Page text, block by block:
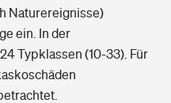
Naturereignisse)
ein. In der
Typklassen (10-33). Für